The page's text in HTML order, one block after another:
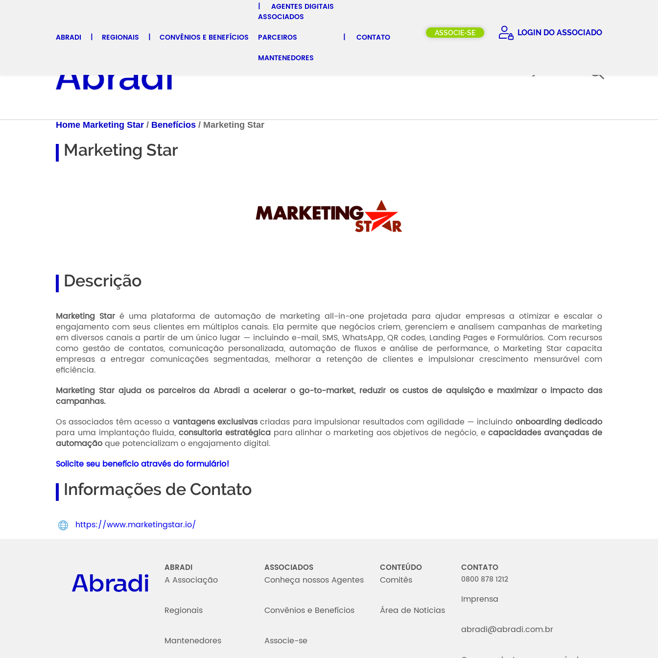
ABRADI REGIONAIS CONVÊNIOS E BENEFÍCIOS
AGENTES DIGITAIS
ASSOCIADOS
PARCEIROS
MANTENEDORES
CONTATO ASSOCIE-SE LOGIN DO ASSOCIADO
EDUCAÇÃO
Home Marketing Star / Benefícios / Marketing Star
Marketing Star
Descrição
Marketing Staré uma plataforma de automação de marketing all-in-one projetada para ajudar empresas a otimizar e escalar o
engajamento com seus clientes em múltiplos canais. Ela permite que negócios criem, gerenciem e analisem campanhas de marketing
em diversos canais a partir de um único lugar — incluindo e-mail, SMS, WhatsApp, QR codes, Landing Pages e Formulários. Com recursos
como gestão de contatos, comunicação personalizada, automação de fluxos e análise de performance, o Marketing Star capacita
empresas a entregar comunicações segmentadas, melhorar a retenção de clientes e impulsionar crescimento mensurável com
eficiência.
Marketing Star ajuda os parceiros da Abradi a acelerar o go-to-market, reduzir os custos de aquisição e maximizar o impacto das
campanhas.
Os associados têm acesso a vantagens exclusivascriadas para impulsionar resultados com agilidade — incluindo onboarding dedicado
para uma implantação fluida,consultoria estratégicapara alinhar o marketing aos objetivos de negócio, ecapacidades avançadas de
automaçãoque potencializam o engajamento digital.
Solicite seu benefício através do formulário!
Informações de Contato
https://www.marketingstar.io/
ABRADI
A Associação
Regionais
Mantenedores
ASSOCIADOS
Conheça nossos Agentes
Convênios e Benefícios
Associe-se
CONTEÚDO
Comitês
Área de Noticias
CONTATO
0800 878 1212
Imprensa
abradi@abradi.com.br